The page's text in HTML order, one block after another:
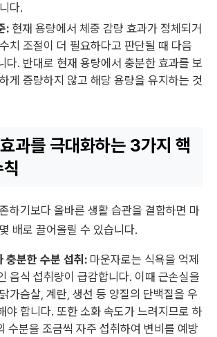
다.
: 현재 용량에서 체중 감량 효과가 정체되거
치 조절이 더 필요하다고 판단될 때 다음
다. 반대로 현재 용량에서 충분한 효과를 보
게 증량하지 않고 해당 용량을 유지하는 것
과를 극대화하는 3가지 핵
하기보다 올바른 생활 습관을 결합하면 마
배로 끌어올릴 수 있습니다.
충분한 수분 섭취: 마운자로는 식욕을 억제
음식 섭취량이 급감합니다. 이때 근손실을
가슴살, 계란, 생선 등 양질의 단백질을 우
야 합니다. 또한 소화 속도가 느려지므로 하
수분을 조금씩 자주 섭취하여 변비를 예방